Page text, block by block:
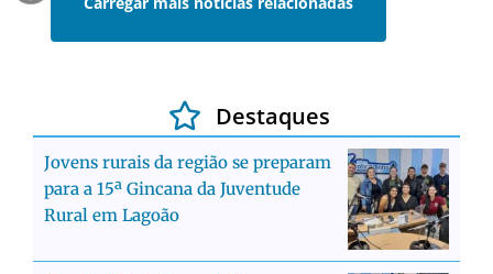
Destaques
Jovens rurais da região se preparam
para a 15ª Gincana da Juventude
Rural em Lagoão